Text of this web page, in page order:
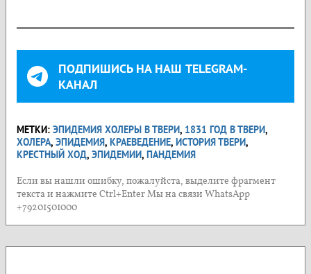
ПОДПИШИСЬ НА НАШ TELEGRAM-
КАНАЛ
МЕТКИ: ЭПИДЕМИЯ ХОЛЕРЫ В ТВЕРИ, 1831 ГОД В ТВЕРИ,
ХОЛЕРА, ЭПИДЕМИЯ, КРАЕВЕДЕНИЕ, ИСТОРИЯ ТВЕРИ,
КРЕСТНЫЙ ХОД, ЭПИДЕМИИ, ПАНДЕМИЯ
Если вы нашли ошибку, пожалуйста, выделите фрагмент
текста и нажмите Ctrl+Enter Мы на связи WhatsApp
+79201501000